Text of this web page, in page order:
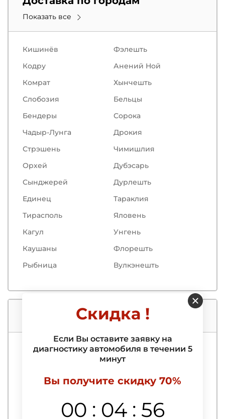
Показать все
Кишинёв
Фэлешть
Кодру
Анений Ной
Комрат
Хынчешть
Слобозия
Бельцы
Бендеры
Сорокa
Чадыр-Лунга
Дрокия
Стрэшень
Чимишлия
Орхей
Дубэсарь
Сынджерей
Дурлешть
Единец
Тараклия
Тирасполь
Яловень
Кагул
Унгень
Каушаны
Флорешть
Рыбница
Вулкэнешть
Услуги нашего автосервиса
Компьютерная диагностика
Выездная компьютерная диагностика
автомобиля
Выявление и удаление ошибок
Скидка !
Если Вы оставите заявку на
диагностику автомобиля в течении 5
минут
Вы получите скидку 70%
00 : 04 : 55